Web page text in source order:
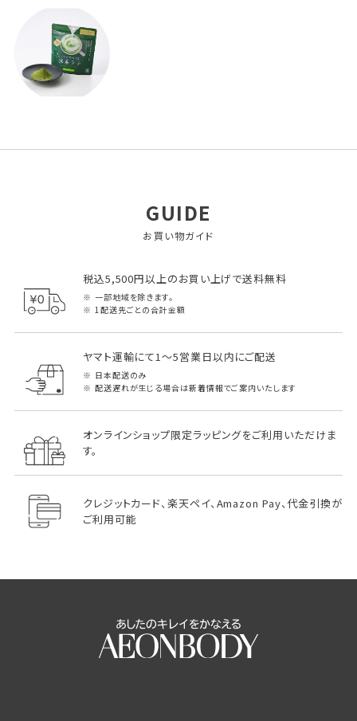
GUIDE
お買い物ガイド
税込5,500円以上のお買い上げで送料無料
一部地域を除きます。
1配送先ごとの合計金額
ヤマト運輸にて1～5営業日以内にご配送
日本配送のみ
配送遅れが生じる場合は新着情報でご案内いたします
オンラインショップ限定ラッピングをご利用いただけま
す。
クレジットカード、楽天ペイ、Amazon Pay、代金引換が
ご利用可能